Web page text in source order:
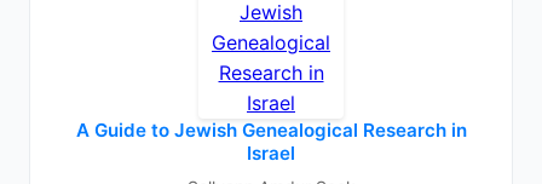
A Guide to Jewish Genealogical Research in
Israel